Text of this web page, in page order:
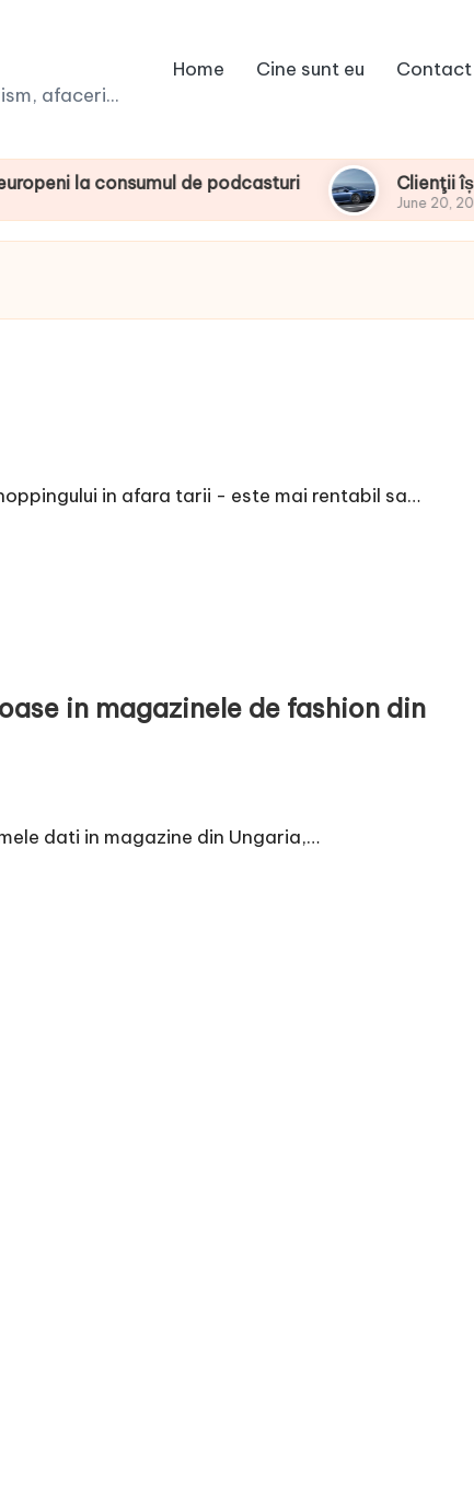
afaceri...
Home Cine sunt eu Contact
consumul de podcasturi Clienţii își vor
June 20, 2026
in afara tarii - este mai rentabil sa…
in magazinele de fashion din
dati in magazine din Ungaria,…